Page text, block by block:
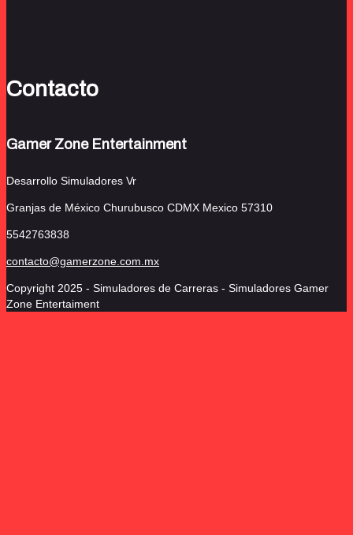
Contacto
Gamer Zone Entertainment
Desarrollo Simuladores Vr
Granjas de México Churubusco CDMX Mexico 57310
5542763838
contacto@gamerzone.com.mx
Copyright 2025 - Simuladores de Carreras - Simuladores Gamer
Zone Entertaiment